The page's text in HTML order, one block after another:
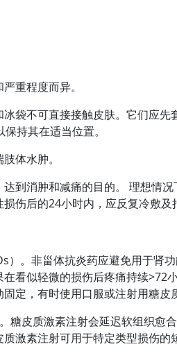
重程度而异。
袋不可直接接触皮肤。它们应先
持其在适当位置。
体水肿。
到消肿和减痛的目的。 理想情
伤后的24小时内，应反复冷敷及
）。非甾体抗炎药应避免用于肾
在看似轻微的损伤后疼痛持续>72
定，有时使用口服或注射用糖皮
糖皮质激素注射会延迟软组织愈
激素注射可用于特定类型损伤的